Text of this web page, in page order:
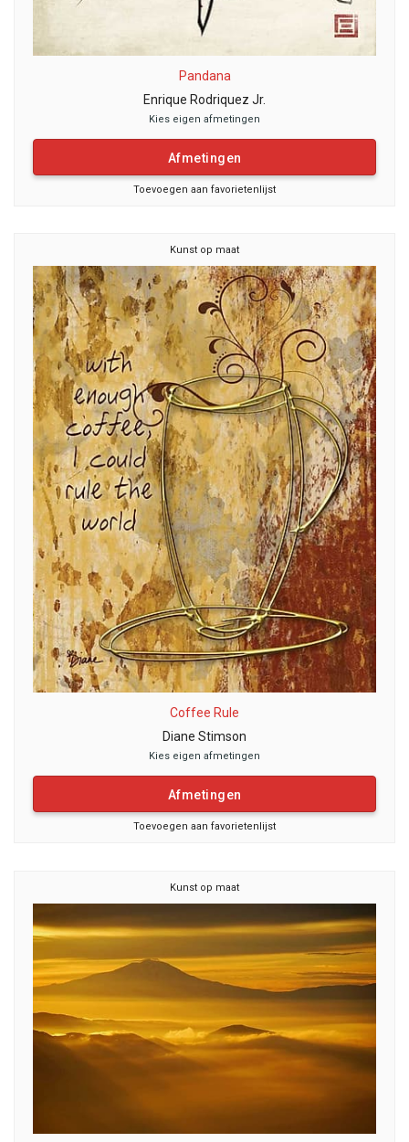
Pandana
Enrique Rodriquez Jr.
Kies eigen afmetingen
Afmetingen
Toevoegen aan favorietenlijst
Kunst op maat
Coffee Rule
Diane Stimson
Kies eigen afmetingen
Afmetingen
Toevoegen aan favorietenlijst
Kunst op maat